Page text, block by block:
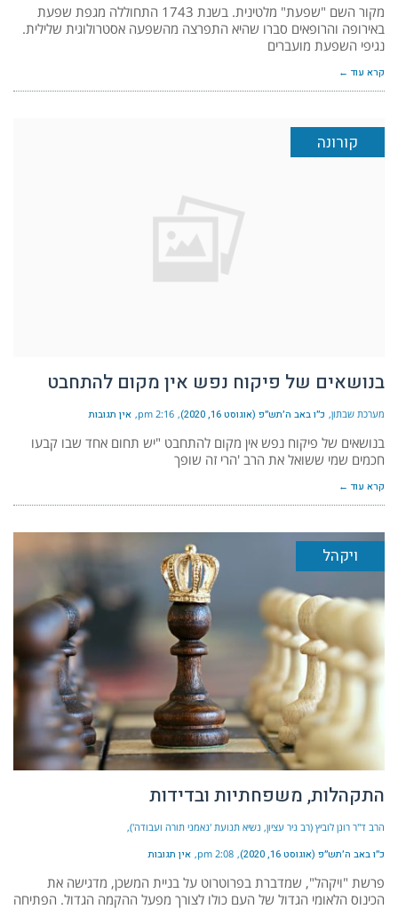
מקור השם "שפעת" מלטינית. בשנת 1743 התחוללה מגפת שפעת
באירופה והרופאים סברו שהיא התפרצה מהשפעה אסטרולוגית שלילית.
נגיפי השפעת מועברים
קרא עוד ←
קורונה
בנושאים של פיקוח נפש אין מקום להתחבט
מערכת שבתון כ״ו באב ה׳תש״פ (אוגוסט 16, 2020) 2:16 pm אין תגובות
בנושאים של פיקוח נפש אין מקום להתחבט "יש תחום אחד שבו קבעו
חכמים שמי ששואל את הרב 'הרי זה שופך
קרא עוד ←
ויקהל
התקהלות, משפחתיות ובדידות
הרב ד"ר רונן לוביץ (רב ניר עציון, נשיא תנועת 'נאמני תורה ועבודה')
כ״ו באב ה׳תש״פ (אוגוסט 16, 2020) 2:08 pm אין תגובות
פרשת "ויקהל", שמדברת בפרוטרוט על בניית המשכן, מדגישה את
הכינוס הלאומי הגדול של העם כולו לצורך מפעל ההקמה הגדול. הפתיחה